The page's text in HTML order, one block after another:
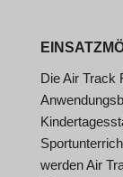
Die Air Track
werden Air